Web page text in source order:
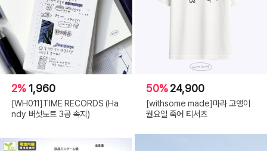
2% 1,960
[WH011]TIME RECORDS (Ha
ndy 버섯노트 3공 속지)
50%24,900
[withsome made]마라 고앵이
월요일 죽어 티셔츠